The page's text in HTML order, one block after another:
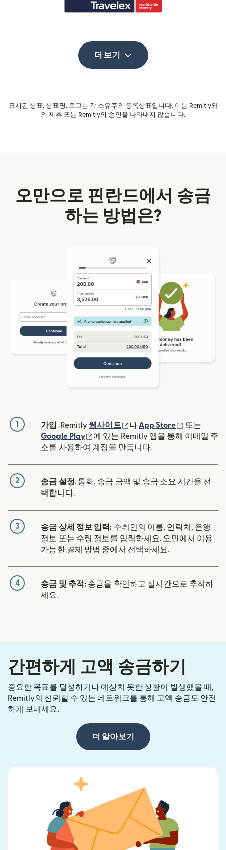
더 보기
표시된 상표, 상표명, 로고는 각 소유주의 등록상표입니다. 이는 Remitly와
의 제휴 또는 Remitly의 승인을 나타내지 않습니다.
오만으로 핀란드에서 송금
하는 방법은?
1 가입. Remitly 웹사이트 (새 창에서 열림)
나 App Store (새 창에서
또는
Google Play
(새 창에서 열림)
에 있는 Remitly 앱을 통해 이메일 주
소를 사용하여 계정을 만듭니다.
2 송금 설정. 통화, 송금 금액 및 송금 소요 시간을 선
택합니다.
3 송금 상세 정보 입력: 수취인의 이름, 연락처, 은행
정보 또는 수령 정보를 입력하세요. 오만에서 이용
가능한 결제 방법 중에서 선택하세요.
4 송금 및 추적: 송금을 확인하고 실시간으로 추적하
세요.
간편하게 고액 송금하기
중요한 목표를 달성하거나 예상치 못한 상황이 발생했을 때,
Remitly의 신뢰할 수 있는 네트워크를 통해 고액 송금도 안전
하게 보내세요.
더 알아보기